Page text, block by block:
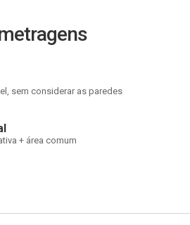
sem considerar as paredes
+ área comum